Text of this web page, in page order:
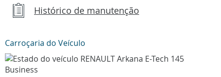
Histórico de manutenção
Carroçaria do Veículo